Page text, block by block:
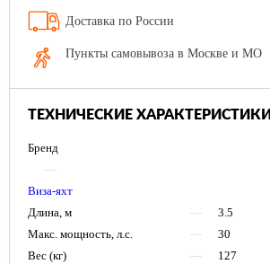
Доставка по России
Пункты самовывоза в Москве и МО
ТЕХНИЧЕСКИЕ ХАРАКТЕРИСТИКИ
Бренд
—
Виза-яхт
Длина, м
—
3.5
Макс. мощность, л.с.
—
30
Вес (кг)
—
127